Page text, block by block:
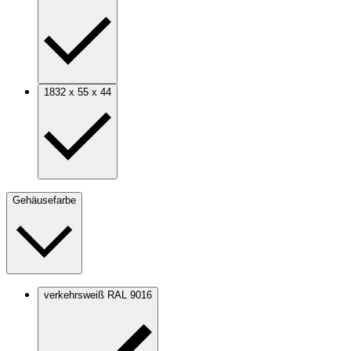
1832 x 55 x 44
Gehäusefarbe
verkehrsweiß RAL 9016